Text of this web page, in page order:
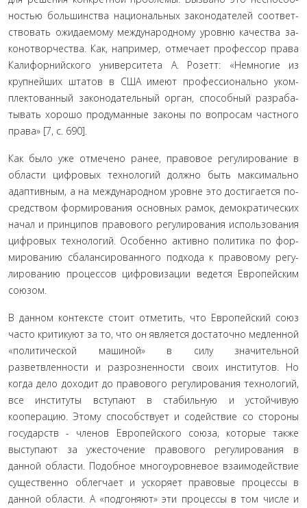
ностью большинства национальных законодателей соответ­
ствовать ожидаемому международному уровню качества за­
конотворчества. Как, например, отмечает профессор права
Калифорнийского университета А. Розетт: «Немногие из
крупнейших штатов в США имеют профессионально уком­
плектованный законодательный орган, способный разраба­
тывать хорошо продуманные законы по вопросам частного
права» [7, с. 690].
Как было уже отмечено ранее, правовое регулирование в
области цифровых технологий должно быть максимально
адаптивным, а на международном уровне это достигается по­
средством формирования основных рамок, демократических
начал и принципов правового регулирования использования
цифровых технологий. Особенно активно политика по фор­
мированию сбалансированного подхода к правовому регу­
лированию процессов цифровизации ведется Европейским
союзом.
В данном контексте стоит отметить, что Европейский союз
часто критикуют за то, что он является достаточно медленной
«политической машиной» в силу значитель­ной
разветвленности и разрозненности своих институтов. Но
когда дело доходит до правового регулирования тех­нологий,
все институты вступают в стабильную и устой­чивую
кооперацию. Этому способствует и содействие со стороны
государств - членов Европейского союза, кото­рые также
выступают за ужесточение правового регули­рования в
данной области. Подобное многоуровневое вза­имодействие
существенно облегчает и ускоряет правовые процессы в
данной области. А «подгоняют» эти процессы в том числе и